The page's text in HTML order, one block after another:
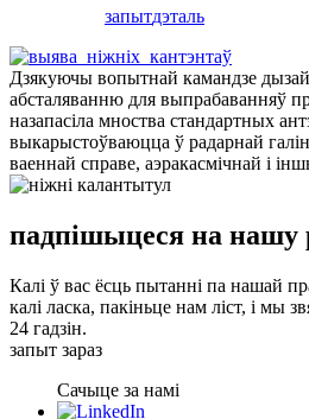
запытдэталь
Дзякуючы вопытнай камандзе
абсталяванню для выпрабаванняў
назапасіла мноства стандартных
выкарыстоўваюцца ў радарнай
ваеннай справе, аэракасмічнай і
падпішыцеся на нашу
Калі ў вас ёсць пытанні па нашай
калі ласка, пакіньце нам ліст, і мы
24 гадзін.
запыт зараз
Сачыце за намі